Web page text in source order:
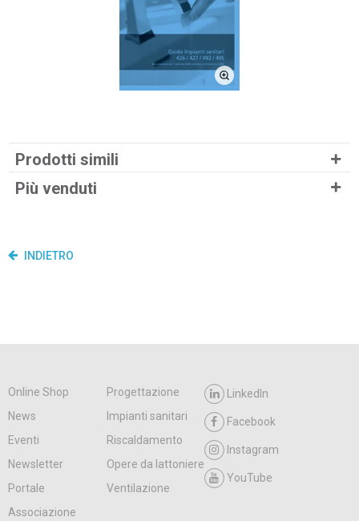
Prodotti simili
Più venduti
INDIETRO
Online Shop
Progettazione
News
Impianti sanitari
Eventi
Riscaldamento
Newsletter
Opere da lattoniere
Portale
Ventilazione
LinkedIn
Facebook
Instagram
YouTube
Associazione